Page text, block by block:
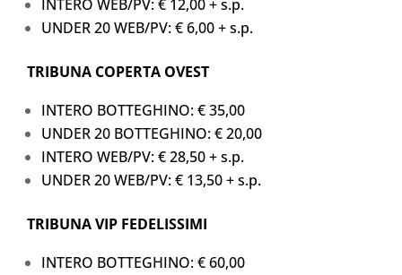
INTERO WEB/PV: € 12,00 + s.p.
UNDER 20 WEB/PV: € 6,00 + s.p.
TRIBUNA COPERTA OVEST
INTERO BOTTEGHINO: € 35,00
UNDER 20 BOTTEGHINO: € 20,00
INTERO WEB/PV: € 28,50 + s.p.
UNDER 20 WEB/PV: € 13,50 + s.p.
TRIBUNA VIP FEDELISSIMI
INTERO BOTTEGHINO: € 60,00